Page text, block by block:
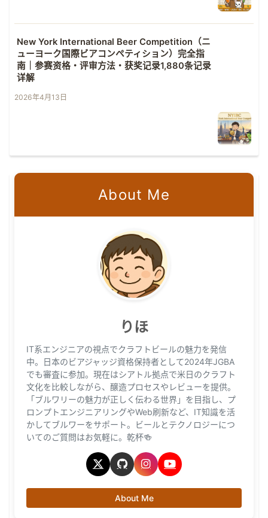
New York International Beer Competition（ニ
ューヨーク国際ビアコンペティション）完全指
南｜参赛资格・评审方法・获奖记录1,880条记录
详解
2026年4月13日
About Me
りほ
IT系エンジニアの視点でクラフトビールの魅力を発信
中。日本のビアジャッジ資格保持者として2024年JGBA
でも審査に参加。現在はシアトル拠点で米日のクラフト
文化を比較しながら、醸造プロセスやレビューを提供。
「ブルワリーの魅力が正しく伝わる世界」を目指し、プ
ロンプトエンジニアリングやWeb刷新など、IT知識を活
かしてブルワーをサポート。ビールとテクノロジーにつ
いてのご質問はお気軽に。乾杯🍻
About Me